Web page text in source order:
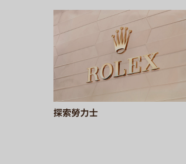
探索勞力士